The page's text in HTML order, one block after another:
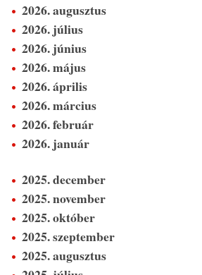
2026. augusztus
2026. július
2026. június
2026. május
2026. április
2026. március
2026. február
2026. január
2025. december
2025. november
2025. október
2025. szeptember
2025. augusztus